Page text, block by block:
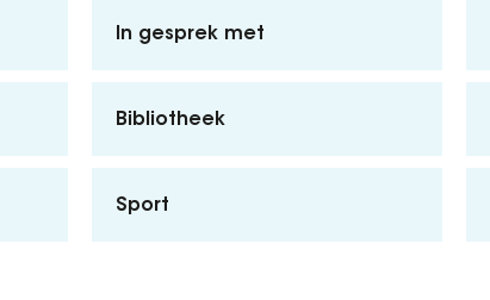
In gesprek met
Bibliotheek
Sport